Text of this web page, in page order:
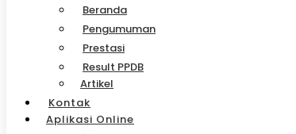
Beranda
Pengumuman
Prestasi
Result PPDB
Artikel
Kontak
Aplikasi Online